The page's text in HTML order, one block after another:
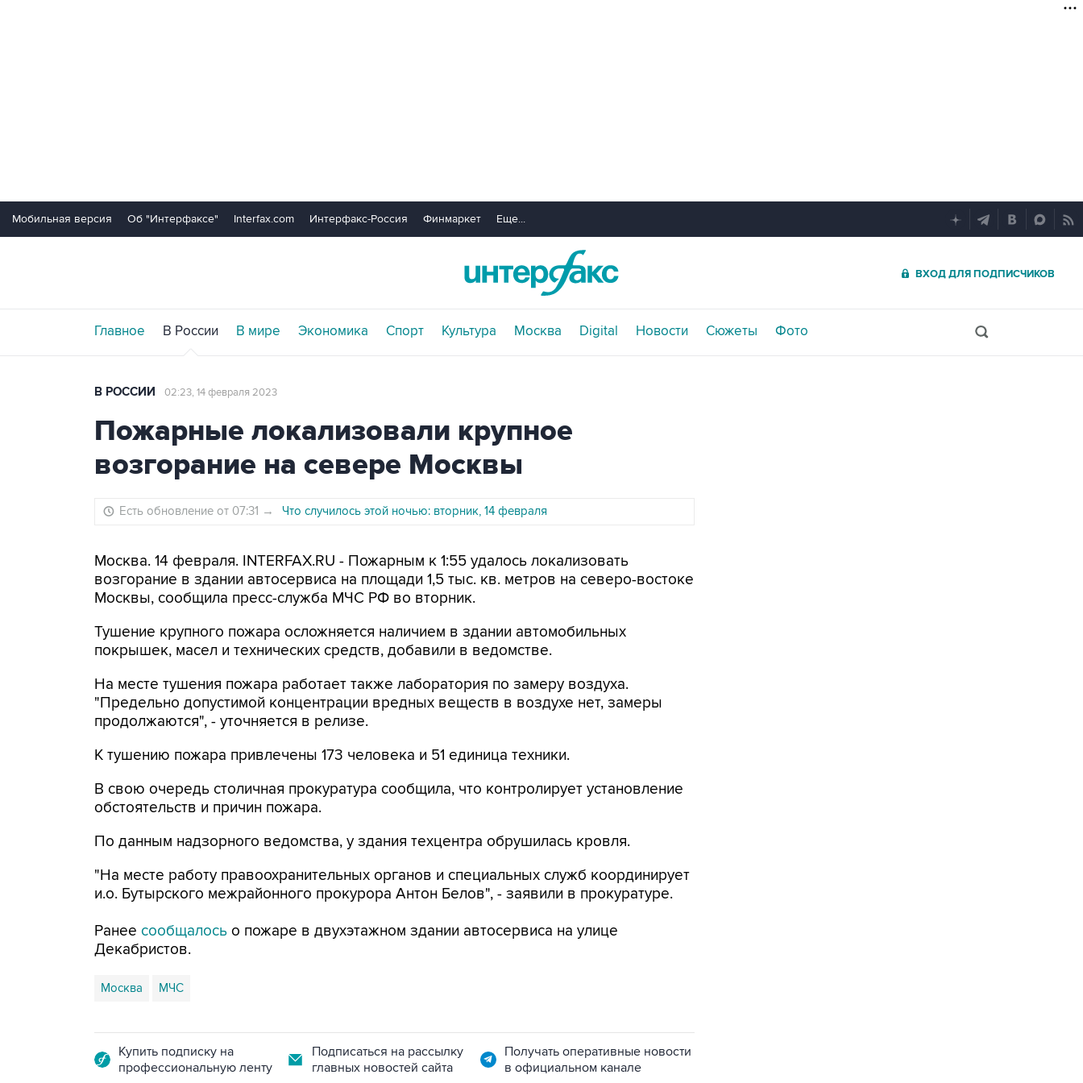
Мобильная версия Об "Интерфаксе" Interfax.com Интерфакс-Россия Финмаркет Еще...
ВХОД ДЛЯ ПОДПИСЧИКОВ
Главное В России В мире Экономика Спорт Культура Москва Digital Новости Сюжеты Фото
В РОССИИ 02:23, 14 февраля 2023
Пожарные локализовали крупное
возгорание на севере Москвы
Есть обновление от 07:31 → Что случилось этой ночью: вторник, 14 февраля
Москва. 14 февраля. INTERFAX.RU - Пожарным к 1:55 удалось локализовать
возгорание в здании автосервиса на площади 1,5 тыс. кв. метров на северо-востоке
Москвы, сообщила пресс-служба МЧС РФ во вторник.
Тушение крупного пожара осложняется наличием в здании автомобильных
покрышек, масел и технических средств, добавили в ведомстве.
На месте тушения пожара работает также лаборатория по замеру воздуха.
"Предельно допустимой концентрации вредных веществ в воздухе нет, замеры
продолжаются", - уточняется в релизе.
К тушению пожара привлечены 173 человека и 51 единица техники.
В свою очередь столичная прокуратура сообщила, что контролирует установление
обстоятельств и причин пожара.
По данным надзорного ведомства, у здания техцентра обрушилась кровля.
"На месте работу правоохранительных органов и специальных служб координирует
и.о. Бутырского межрайонного прокурора Антон Белов", - заявили в прокуратуре.
Ранее сообщалось о пожаре в двухэтажном здании автосервиса на улице
Декабристов.
Москва МЧС
Купить подписку на
профессиональную ленту
Подписаться на рассылку
главных новостей сайта
Получать оперативные новости
в официальном канале